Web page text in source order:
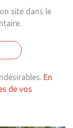
site dans le
En
de vos